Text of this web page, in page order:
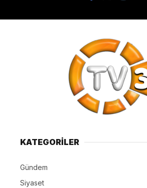
KATEGORİLER
Gündem
Siyaset